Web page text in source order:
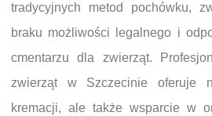
tradycyjnych metod pochówku,
braku możliwości legalnego i
cmentarzu dla zwierząt.
zwierząt w Szczecinie oferuje
kremacji, ale także wsparcie w